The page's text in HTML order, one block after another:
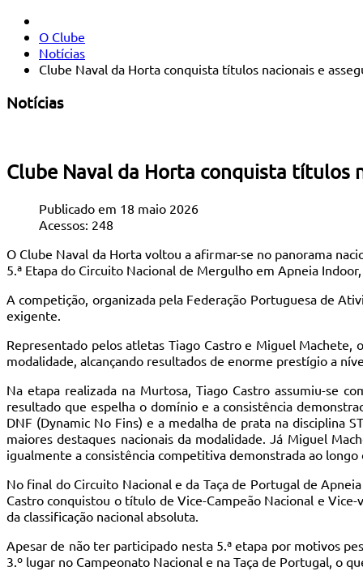
O Clube
Notícias
Clube Naval da Horta conquista títulos nacionais e
Notícias
Clube Naval da Horta conquista títulos
Publicado em 18 maio 2026
Acessos: 248
O Clube Naval da Horta voltou a afirmar-se no panorama
5.ª Etapa do Circuito Nacional de Mergulho em Apneia
A competição, organizada pela Federação Portuguesa de
exigente.
Representado pelos atletas Tiago Castro e Miguel
modalidade, alcançando resultados de enorme prestígio a
Na etapa realizada na Murtosa, Tiago Castro assumiu-se
resultado que espelha o domínio e a consistência
DNF (Dynamic No Fins) e a medalha de prata na disciplina
maiores destaques nacionais da modalidade. Já Miguel
igualmente a consistência competitiva demonstrada ao longo
No final do Circuito Nacional e da Taça de Portugal de
Castro conquistou o título de Vice-Campeão Nacional e
da classificação nacional absoluta.
Apesar de não ter participado nesta 5.ª etapa por motivos
3.º lugar no Campeonato Nacional e na Taça de Portugal, o